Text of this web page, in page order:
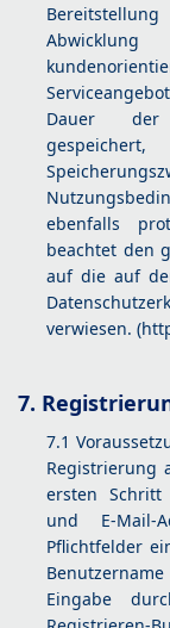
Dauer der
ebenfalls
beachtet den
auf die auf
verwiesen. (
7.
7.1
Registrierung
ersten Schritt
und E-Mail-
Pflichtfelder
Eingabe